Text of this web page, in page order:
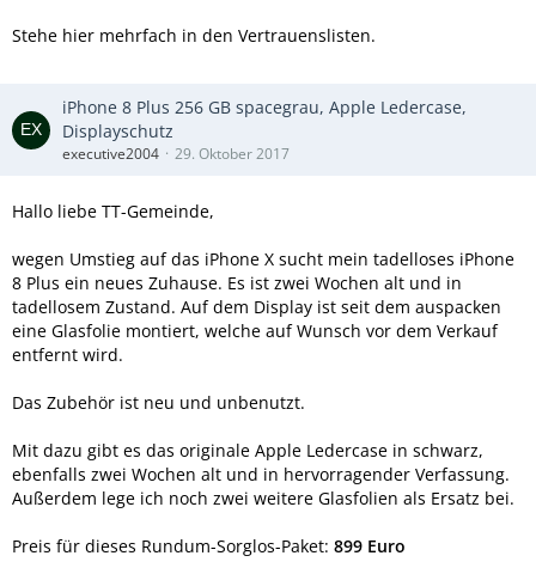
Stehe hier mehrfach in den Vertrauenslisten.
iPhone 8 Plus 256 GB spacegrau, Apple Ledercase,
Displayschutz
executive2004 29. Oktober 2017
Hallo liebe TT-Gemeinde,
wegen Umstieg auf das iPhone X sucht mein tadelloses iPhone
8 Plus ein neues Zuhause. Es ist zwei Wochen alt und in
tadellosem Zustand. Auf dem Display ist seit dem auspacken
eine Glasfolie montiert, welche auf Wunsch vor dem Verkauf
entfernt wird.
Das Zubehör ist neu und unbenutzt.
Mit dazu gibt es das originale Apple Ledercase in schwarz,
ebenfalls zwei Wochen alt und in hervorragender Verfassung.
Außerdem lege ich noch zwei weitere Glasfolien als Ersatz bei.
Preis für dieses Rundum-Sorglos-Paket: 899 Euro